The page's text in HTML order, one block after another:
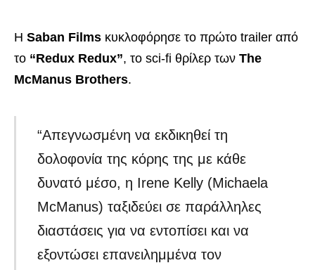
Η Saban Films κυκλοφόρησε το πρώτο trailer από
το “Redux Redux”, το sci-fi θρίλερ των The
McManus Brothers.
“Απεγνωσμένη να εκδικηθεί τη
δολοφονία της κόρης της με κάθε
δυνατό μέσο, ​​η Irene Kelly (Michaela
McManus) ταξιδεύει σε παράλληλες
διαστάσεις για να εντοπίσει και να
εξοντώσει επανειλημμένα τον